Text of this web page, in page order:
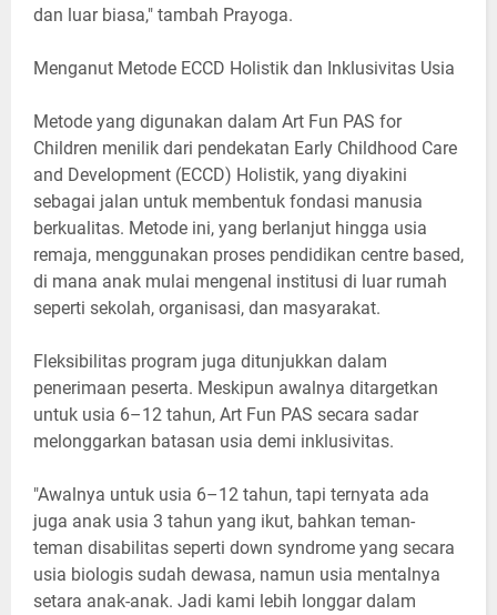
dan luar biasa," tambah Prayoga.
Menganut Metode ECCD Holistik dan Inklusivitas Usia
Metode yang digunakan dalam Art Fun PAS for
Children menilik dari pendekatan Early Childhood Care
and Development (ECCD) Holistik, yang diyakini
sebagai jalan untuk membentuk fondasi manusia
berkualitas. Metode ini, yang berlanjut hingga usia
remaja, menggunakan proses pendidikan centre based,
di mana anak mulai mengenal institusi di luar rumah
seperti sekolah, organisasi, dan masyarakat.
Fleksibilitas program juga ditunjukkan dalam
penerimaan peserta. Meskipun awalnya ditargetkan
untuk usia 6–12 tahun, Art Fun PAS secara sadar
melonggarkan batasan usia demi inklusivitas.
"Awalnya untuk usia 6–12 tahun, tapi ternyata ada
juga anak usia 3 tahun yang ikut, bahkan teman-
teman disabilitas seperti down syndrome yang secara
usia biologis sudah dewasa, namun usia mentalnya
setara anak-anak. Jadi kami lebih longgar dalam